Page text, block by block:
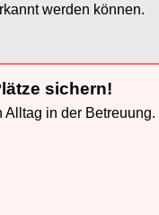
werden können.
sichern!
Alltag in der Betreuung.